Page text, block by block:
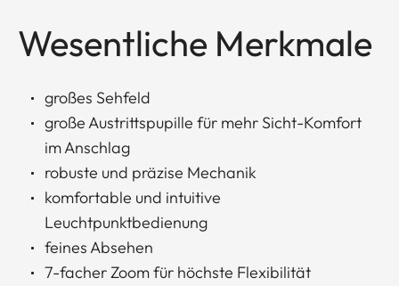
Wesentliche Merkmale
großes Sehfeld
große Austrittspupille für mehr Sicht-Komfort
im Anschlag
robuste und präzise Mechanik
komfortable und intuitive
Leuchtpunktbedienung
feines Absehen
7-facher Zoom für höchste Flexibilität